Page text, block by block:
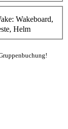
Wakeboard,
Helm